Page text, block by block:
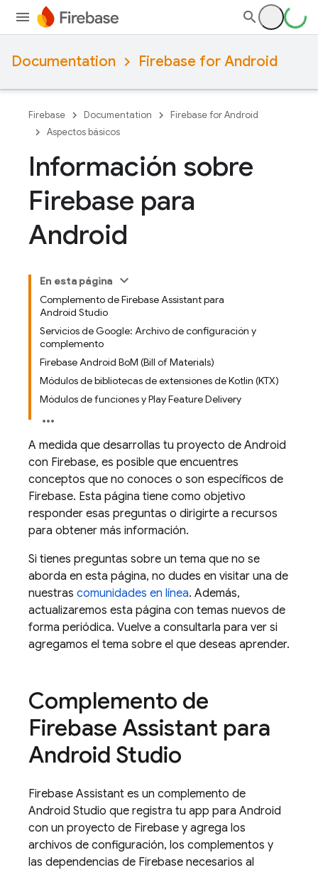
Documentation Firebase for Android
Firebase Documentation
Firebase for Android
Aspectos básicos
Información sobre
Firebase para
Android
En esta página
Complemento de Firebase Assistant para
Android Studio
Servicios de Google: Archivo de configuración y
complemento
Firebase Android BoM (Bill of Materials)
Módulos de bibliotecas de extensiones de Kotlin (KTX)
Módulos de funciones y Play Feature Delivery
A medida que desarrollas tu proyecto de Android
con Firebase, es posible que encuentres
conceptos que no conoces o son específicos de
Firebase. Esta página tiene como objetivo
responder esas preguntas o dirigirte a recursos
para obtener más información.
Si tienes preguntas sobre un tema que no se
aborda en esta página, no dudes en visitar una de
nuestras comunidades en línea. Además,
actualizaremos esta página con temas nuevos de
forma periódica. Vuelve a consultarla para ver si
agregamos el tema sobre el que deseas aprender.
Complemento de
Firebase Assistant para
Android Studio
Firebase Assistant es un complemento de
Android Studio que registra tu app para Android
con un proyecto de Firebase y agrega los
archivos de configuración, los complementos y
las dependencias de Firebase necesarios al